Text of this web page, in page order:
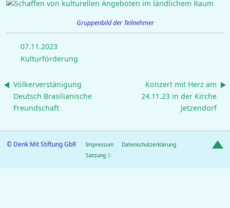
Gruppenbild der Teilnehmer
07.11.2023
Kulturförderung
Völkerverstänigung
Deutsch Brasilianische
Freundschaft
Konzert mit Herz am
24.11.23 in der Kirche
Jetzendorf
© Denk Mit Stiftung GbR Impressum
Datenschutzerklärung
Satzung